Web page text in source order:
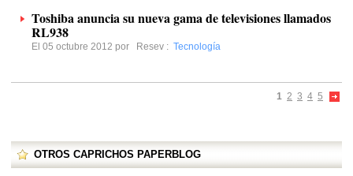
Toshiba anuncia su nueva gama de televisiones llamados
RL938
El 05 octubre 2012 por Resev : Tecnología
1 2 3 4 5
OTROS CAPRICHOS PAPERBLOG